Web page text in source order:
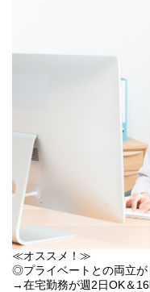
≪オススメ！≫
◎プライベートとの両立が
→在宅勤務が週2日OK＆